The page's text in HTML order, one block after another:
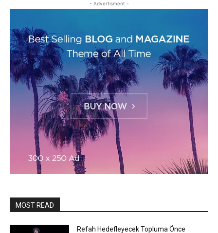
- Advertisment -
MOST READ
Refah Hedefleyecek Topluma Önce